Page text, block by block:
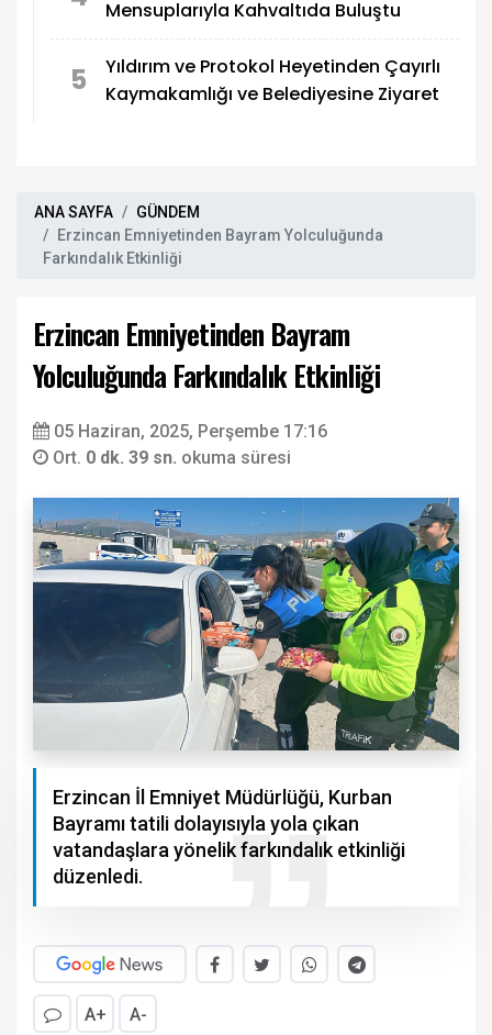
Mensuplarıyla Kahvaltıda Buluştu
5
Yıldırım ve Protokol Heyetinden Çayırlı
Kaymakamlığı ve Belediyesine Ziyaret
ANA SAYFA
GÜNDEM
Erzincan Emniyetinden Bayram Yolculuğunda
Farkındalık Etkinliği
Erzincan Emniyetinden Bayram
Yolculuğunda Farkındalık Etkinliği
05 Haziran, 2025, Perşembe 17:16
Ort. 0 dk. 39 sn. okuma süresi
Erzincan İl Emniyet Müdürlüğü, Kurban
Bayramı tatili dolayısıyla yola çıkan
vatandaşlara yönelik farkındalık etkinliği
düzenledi.
A+ A-